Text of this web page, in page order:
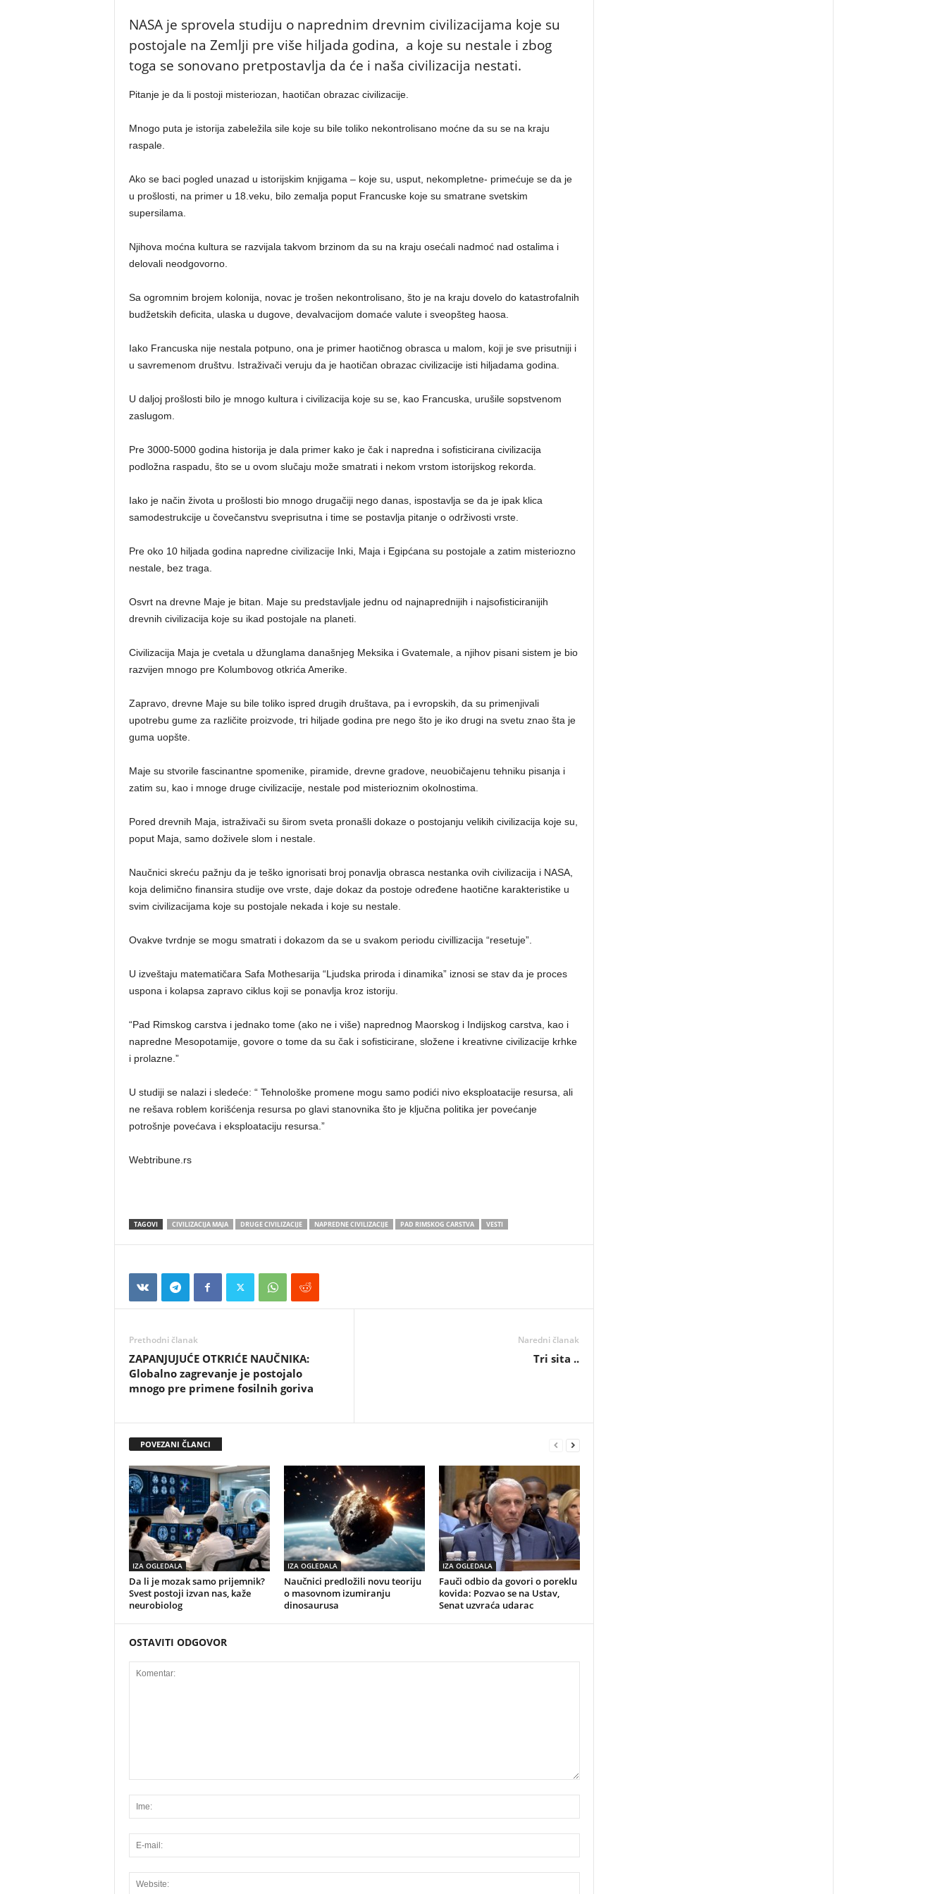
NASA je sprovela studiju o naprednim drevnim civilizacijama koje su
postojale na Zemlji pre više hiljada godina, a koje su nestale i zbog
toga se sonovano pretpostavlja da će i naša civilizacija nestati.
Pitanje je da li postoji misteriozan, haotičan obrazac civilizacije.
Mnogo puta je istorija zabeležila sile koje su bile toliko nekontrolisano moćne da su se na kraju
raspale.
Ako se baci pogled unazad u istorijskim knjigama – koje su, usput, nekompletne- primećuje se da je
u prošlosti, na primer u 18.veku, bilo zemalja poput Francuske koje su smatrane svetskim
supersilama.
Njihova moćna kultura se razvijala takvom brzinom da su na kraju osećali nadmoć nad ostalima i
delovali neodgovorno.
Sa ogromnim brojem kolonija, novac je trošen nekontrolisano, što je na kraju dovelo do katastrofalnih
budžetskih deficita, ulaska u dugove, devalvacijom domaće valute i sveopšteg haosa.
Iako Francuska nije nestala potpuno, ona je primer haotičnog obrasca u malom, koji je sve prisutniji i
u savremenom društvu. Istraživači veruju da je haotičan obrazac civilizacije isti hiljadama godina.
U daljoj prošlosti bilo je mnogo kultura i civilizacija koje su se, kao Francuska, urušile sopstvenom
zaslugom.
Pre 3000-5000 godina historija je dala primer kako je čak i napredna i sofisticirana civilizacija
podložna raspadu, što se u ovom slučaju može smatrati i nekom vrstom istorijskog rekorda.
Iako je način života u prošlosti bio mnogo drugačiji nego danas, ispostavlja se da je ipak klica
samodestrukcije u čovečanstvu sveprisutna i time se postavlja pitanje o održivosti vrste.
Pre oko 10 hiljada godina napredne civilizacije Inki, Maja i Egipćana su postojale a zatim misteriozno
nestale, bez traga.
Osvrt na drevne Maje je bitan. Maje su predstavljale jednu od najnaprednijih i najsofisticiranijih
drevnih civilizacija koje su ikad postojale na planeti.
Civilizacija Maja je cvetala u džunglama današnjeg Meksika i Gvatemale, a njihov pisani sistem je bio
razvijen mnogo pre Kolumbovog otkrića Amerike.
Zapravo, drevne Maje su bile toliko ispred drugih društava, pa i evropskih, da su primenjivali
upotrebu gume za različite proizvode, tri hiljade godina pre nego što je iko drugi na svetu znao šta je
guma uopšte.
Maje su stvorile fascinantne spomenike, piramide, drevne gradove, neuobičajenu tehniku pisanja i
zatim su, kao i mnoge druge civilizacije, nestale pod misterioznim okolnostima.
Pored drevnih Maja, istraživači su širom sveta pronašli dokaze o postojanju velikih civilizacija koje su,
poput Maja, samo doživele slom i nestale.
Naučnici skreću pažnju da je teško ignorisati broj ponavlja obrasca nestanka ovih civilizacija i NASA,
koja delimično finansira studije ove vrste, daje dokaz da postoje određene haotične karakteristike u
svim civilizacijama koje su postojale nekada i koje su nestale.
Ovakve tvrdnje se mogu smatrati i dokazom da se u svakom periodu civillizacija “resetuje”.
U izveštaju matematičara Safa Mothesarija “Ljudska priroda i dinamika” iznosi se stav da je proces
uspona i kolapsa zapravo ciklus koji se ponavlja kroz istoriju.
“Pad Rimskog carstva i jednako tome (ako ne i više) naprednog Maorskog i Indijskog carstva, kao i
napredne Mesopotamije, govore o tome da su čak i sofisticirane, složene i kreativne civilizacije krhke
i prolazne.”
U studiji se nalazi i sledeće: “ Tehnološke promene mogu samo podići nivo eksploatacije resursa, ali
ne rešava roblem korišćenja resursa po glavi stanovnika što je ključna politika jer povećanje
potrošnje povećava i eksploataciju resursa.”
Webtribune.rs
TAGOVI CIVILIZACIJA MAJA DRUGE CIVILIZACIJE NAPREDNE CIVILIZACIJE PAD RIMSKOG CARSTVA VESTI
Prethodni članak
ZAPANJUJUĆE OTKRIĆE NAUČNIKA:
Globalno zagrevanje je postojalo
mnogo pre primene fosilnih goriva
Naredni članak
Tri sita ..
POVEZANI ČLANCI
IZA OGLEDALA
Da li je mozak samo prijemnik?
Svest postoji izvan nas, kaže
neurobiolog
IZA OGLEDALA
Naučnici predložili novu teoriju
o masovnom izumiranju
dinosaurusa
IZA OGLEDALA
Fauči odbio da govori o poreklu
kovida: Pozvao se na Ustav,
Senat uzvraća udarac
OSTAVITI ODGOVOR